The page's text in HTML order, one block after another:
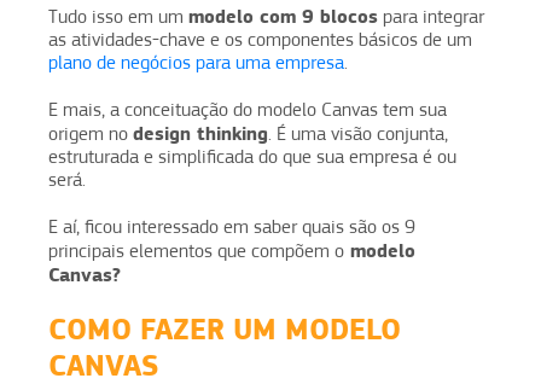
Tudo isso em um modelo com 9 blocos para integrar
as atividades-chave e os componentes básicos de um
plano de negócios para uma empresa.
E mais, a conceituação do modelo Canvas tem sua
origem no design thinking. É uma visão conjunta,
estruturada e simplificada do que sua empresa é ou
será.
E aí, ficou interessado em saber quais são os 9
principais elementos que compõem o modelo
Canvas?
COMO FAZER UM MODELO
CANVAS